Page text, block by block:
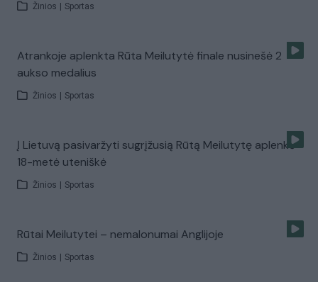
Žinios | Sportas
Atrankoje aplenkta Rūta Meilutytė finale nusinešė 2
aukso medalius
Žinios | Sportas
Į Lietuvą pasivaržyti sugrįžusią Rūtą Meilutytę aplenkė
18-metė uteniškė
Žinios | Sportas
Rūtai Meilutytei – nemalonumai Anglijoje
Žinios | Sportas